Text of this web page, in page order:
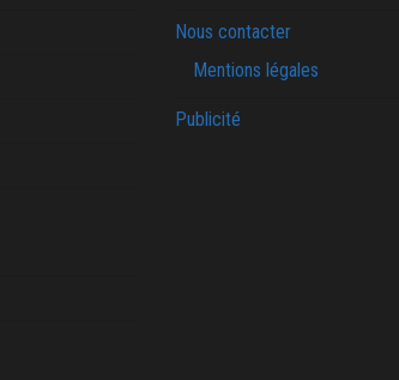
Nous contacter
Mentions légales
Publicité